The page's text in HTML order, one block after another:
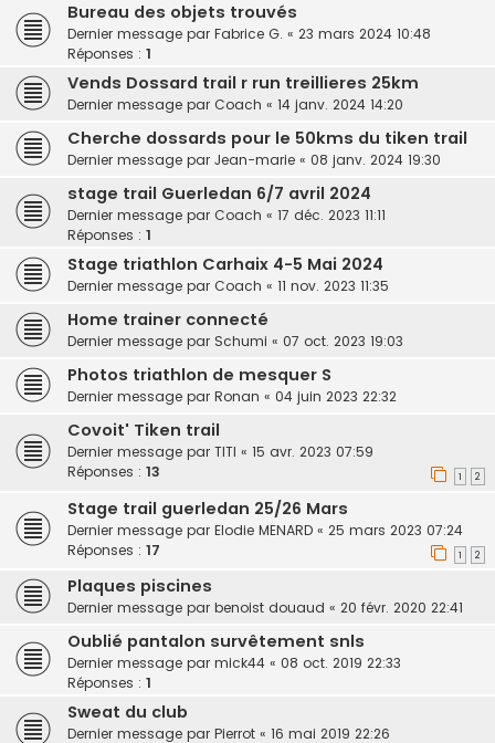
Bureau des objets trouvés
Dernier message par Fabrice G. « 23 mars 2024 10:48
Réponses : 1
Vends Dossard trail r run treillieres 25km
Dernier message par Coach « 14 janv. 2024 14:20
Cherche dossards pour le 50kms du tiken trail
Dernier message par Jean-marie « 08 janv. 2024 19:30
stage trail Guerledan 6/7 avril 2024
Dernier message par Coach « 17 déc. 2023 11:11
Réponses : 1
Stage triathlon Carhaix 4-5 Mai 2024
Dernier message par Coach « 11 nov. 2023 11:35
Home trainer connecté
Dernier message par Schumi « 07 oct. 2023 19:03
Photos triathlon de mesquer S
Dernier message par Ronan « 04 juin 2023 22:32
Covoit' Tiken trail
Dernier message par TITI « 15 avr. 2023 07:59
Réponses : 13 1 2
Stage trail guerledan 25/26 Mars
Dernier message par Elodie MENARD « 25 mars 2023 07:24
Réponses : 17 1 2
Plaques piscines
Dernier message par benoist douaud « 20 févr. 2020 22:41
Oublié pantalon survêtement snls
Dernier message par mick44 « 08 oct. 2019 22:33
Réponses : 1
Sweat du club
Dernier message par Pierrot « 16 mai 2019 22:26